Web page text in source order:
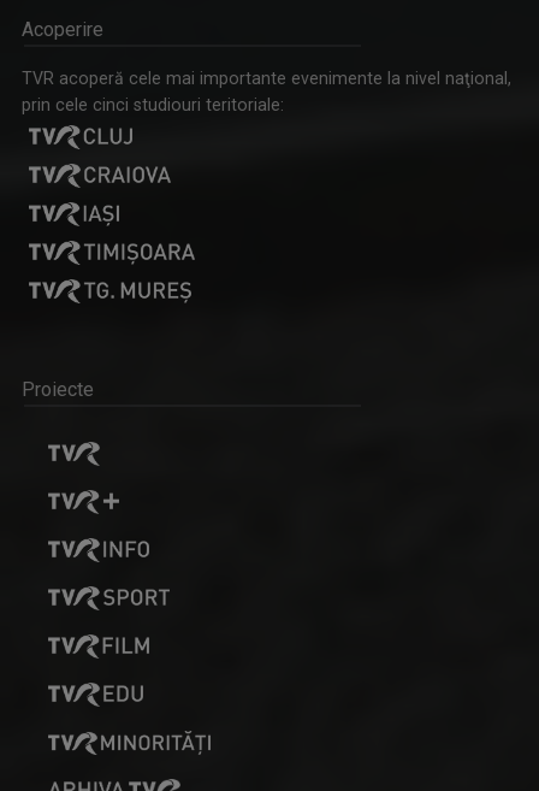
Acoperire
TVR acoperă cele mai importante evenimente la nivel naţional,
prin cele cinci studiouri teritoriale:
Proiecte